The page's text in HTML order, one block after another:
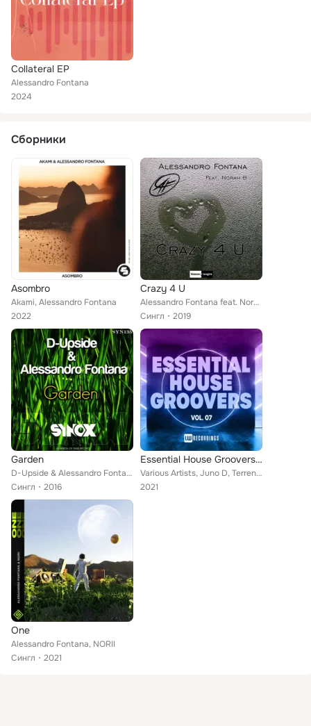
Collateral EP
Alessandro Fontana
2024
Сборники
Asombro
Akami, Alessandro Fontana
2022
Crazy 4 U
Alessandro Fontana feat. Norah B
Сингл
2019
Garden
D-Upside & Alessandro Fontana
Сингл
2016
Essential House Groovers, Vol. 07
Various Artists, Juno D, Terren Evans, Ramiroquai, Amen, Dante Marinetti, 99Th Floor Elevators, The Stoned, DJ Morelly, Ferroni,...
2021
One
Alessandro Fontana, NORII
Сингл
2021